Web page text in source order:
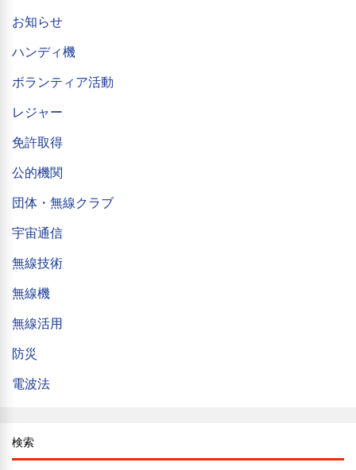
お知らせ
ハンディ機
ボランティア活動
レジャー
免許取得
公的機関
団体・無線クラブ
宇宙通信
無線技術
無線機
無線活用
防災
電波法
検索